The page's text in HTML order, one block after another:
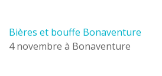
Bières et bouffe Bonaventure
4 novembre à Bonaventure